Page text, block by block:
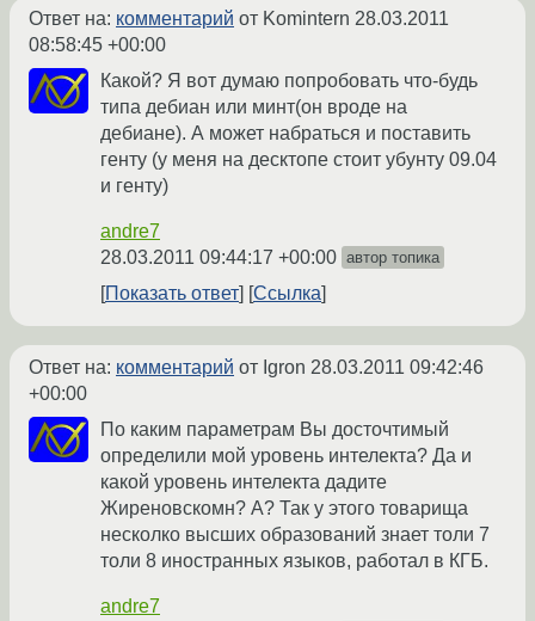
Ответ на: комментарий от Komintern 28.03.2011
08:58:45 +00:00
Какой? Я вот думаю попробовать что-будь
типа дебиан или минт(он вроде на
дебиане). А может набраться и поставить
генту (у меня на десктопе стоит убунту 09.04
и генту)
andre7
28.03.2011 09:44:17 +00:00 автор топика
Показать ответ Ссылка
Ответ на: комментарий от Igron 28.03.2011 09:42:46
+00:00
По каким параметрам Вы досточтимый
определили мой уровень интелекта? Да и
какой уровень интелекта дадите
Жиреновскомн? А? Так у этого товарища
несколко высших образований знает толи 7
толи 8 иностранных языков, работал в КГБ.
andre7